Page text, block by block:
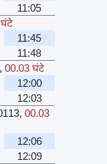
11:05
11:45
11:48
00.03 घंटे
12:00
12:03
, 00.03
12:06
12:09